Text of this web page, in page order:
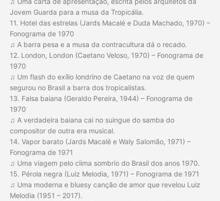
Jovem Guarda para a musa da Tropicália.
11. Hotel das estrelas (Jards Macalé e Duda Machado, 1970) –
Fonograma de 1970
♫ A barra pesa e a musa da contracultura dá o recado.
12. London, London (Caetano Veloso, 1970) – Fonograma de
1970
♫ Um flash do exílio londrino de Caetano na voz de quem
segurou no Brasil a barra dos tropicalistas.
13. Falsa baiana (Geraldo Pereira, 1944) – Fonograma de
1970
♫ A verdadeira baiana cai no suingue do samba do
compositor de outra era musical.
14. Vapor barato (Jards Macalé e Waly Salomão, 1971) –
Fonograma de 1971
♫ Uma viagem pelo clima sombrio do Brasil dos anos 1970.
15. Pérola negra (Luiz Melodia, 1971) – Fonograma de 1971
♫ Uma moderna e bluesy canção de amor que revelou Luiz
Melodia (1951 – 2017).